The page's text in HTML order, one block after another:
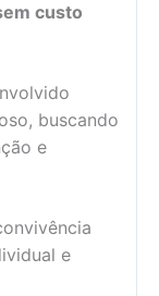
custo
buscando
e
e